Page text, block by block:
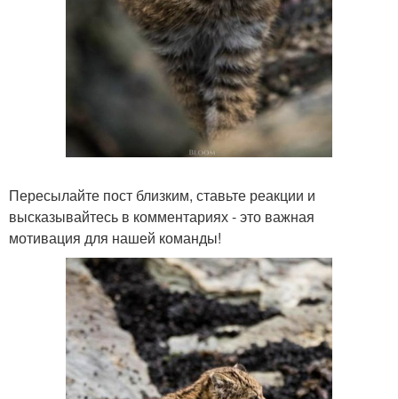
Пересылайте пост близким, ставьте реакции и
высказывайтесь в комментариях - это важная
мотивация для нашей команды!